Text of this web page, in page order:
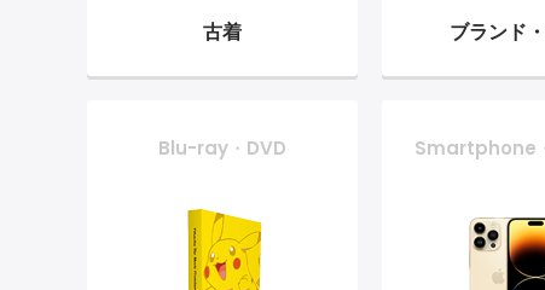
古着 ブランド
Blu-ray・DVD Smartphone